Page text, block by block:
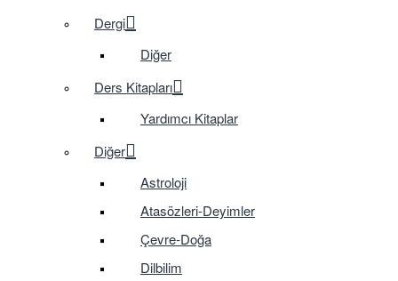
Dergi
Diğer
Ders Kitapları
Yardımcı Kitaplar
Diğer
Astroloji
Atasözleri-Deyimler
Çevre-Doğa
Dilbilim